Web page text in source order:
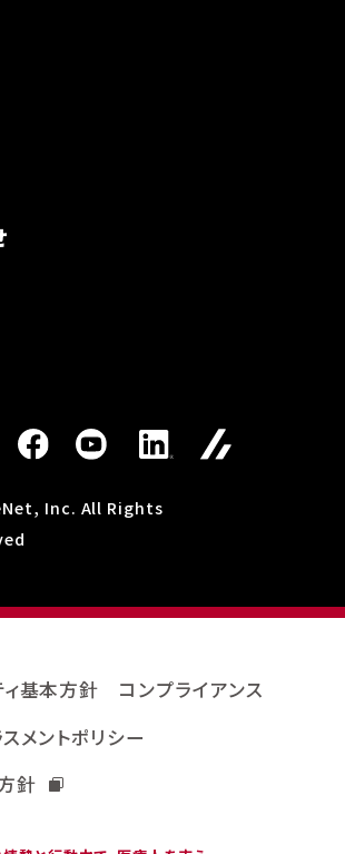
Inc. All Rights
基本方針
コンプライアンス
メントポリシー
針